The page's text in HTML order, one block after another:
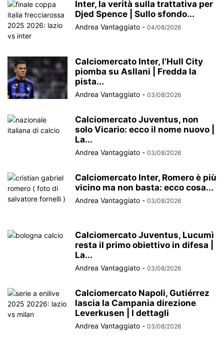
Inter, la verità sulla trattativa per
Djed Spence | Sullo sfondo...
Andrea Vantaggiato - 04/08/2026
Calciomercato Inter, l’Hull City
piomba su Asllani | Fredda la
pista...
Andrea Vantaggiato - 03/08/2026
Calciomercato Juventus, non
solo Vicario: ecco il nome nuovo |
La...
Andrea Vantaggiato - 03/08/2026
Calciomercato Inter, Romero è più
vicino ma non basta: ecco cosa...
Andrea Vantaggiato - 03/08/2026
Calciomercato Juventus, Lucumì
resta il primo obiettivo in difesa |
La...
Andrea Vantaggiato - 03/08/2026
Calciomercato Napoli, Gutiérrez
lascia la Campania direzione
Leverkusen | I dettagli
Andrea Vantaggiato - 03/08/2026